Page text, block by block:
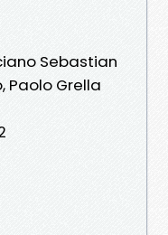
Sebastian
Paolo Grella